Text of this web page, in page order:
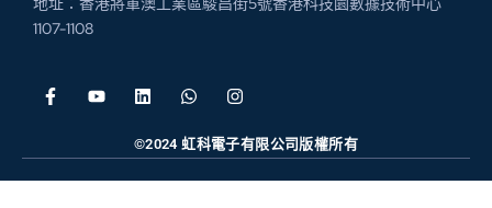
1107-1108
©2024 虹科電子有限公司版權所有